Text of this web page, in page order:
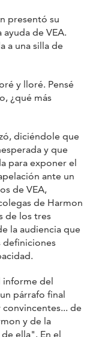
presentó su
ayuda de VEA.
a una silla de
y lloré. Pensé
¿qué más
diciéndole que
y que
para exponer el
ante un
de VEA,
de Harmon
de los tres
la audiencia que
definiciones
informe del
párrafo final
de
y de la
ella". En el